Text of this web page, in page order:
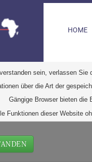
Cookies. Dabei handelt es
sein, verlassen
über die Art der
Gängige Browser bieten
Funktionen dieser Website
HOME